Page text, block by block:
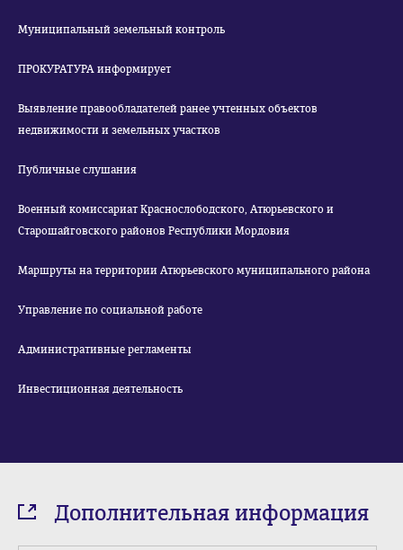
Муниципальный земельный контроль
ПРОКУРАТУРА информирует
Выявление правообладателей ранее учтенных объектов
недвижимости и земельных участков
Публичные слушания
Военный комиссариат Краснослободского, Атюрьевского и
Старошайговского районов Республики Мордовия
Маршруты на территории Атюрьевского муниципального района
Управление по социальной работе
Административные регламенты
Инвестиционная деятельность
Дополнительная информация